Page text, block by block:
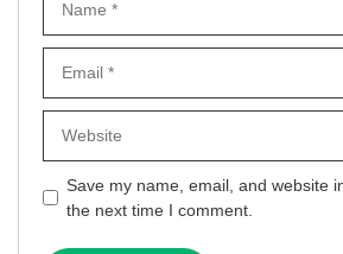
Save my name, email, and website
the next time I comment.